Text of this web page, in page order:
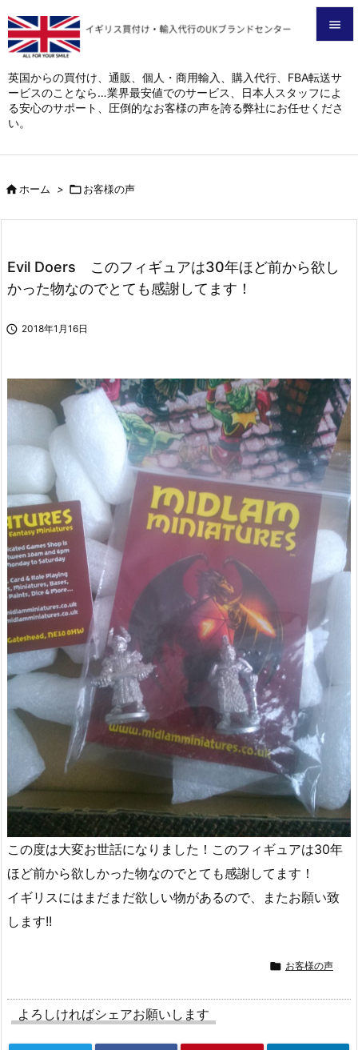
英国からの買付け、通販、個人・商用輸入、購入代行、FBA転送サ
ービスのことなら…業界最安値でのサービス、日本人スタッフによ
る安心のサポート、圧倒的なお客様の声を誇る弊社にお任せくださ
い。

メニュ

サイド
前へ

ホーム > お客様の声
Evil Doers このフィギュアは30年ほど前から欲し
かった物なのでとても感謝してます！
 2018年1月16日
この度は大変お世話になりました！このフィギュアは30年
ほど前から欲しかった物なのでとても感謝してます！
イギリスにはまだまだ欲しい物があるので、またお願い致
します!!
 お客様の声
よろしければシェアお願いします